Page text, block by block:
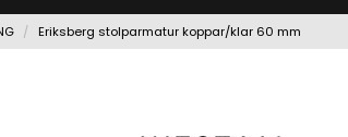
Eriksberg stolparmatur koppar/klar 60 mm